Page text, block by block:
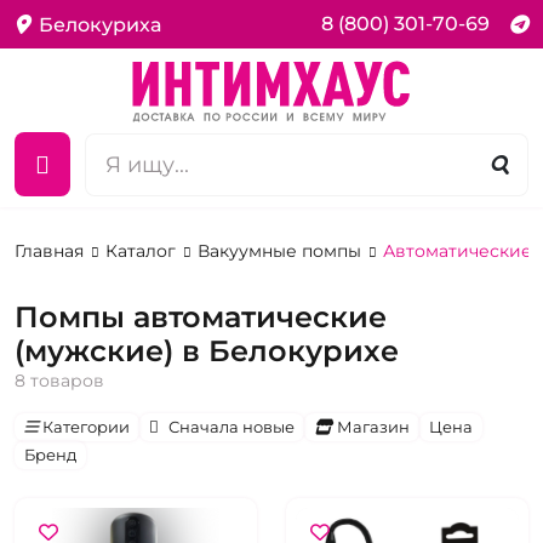
Белокуриха 8 (800) 301-70-69
Главная Каталог Вакуумные помпы Автоматические
Помпы автоматические
(мужские) в Белокурихе
8 товаров
Категории Сначала новые Магазин
Цена
Бренд